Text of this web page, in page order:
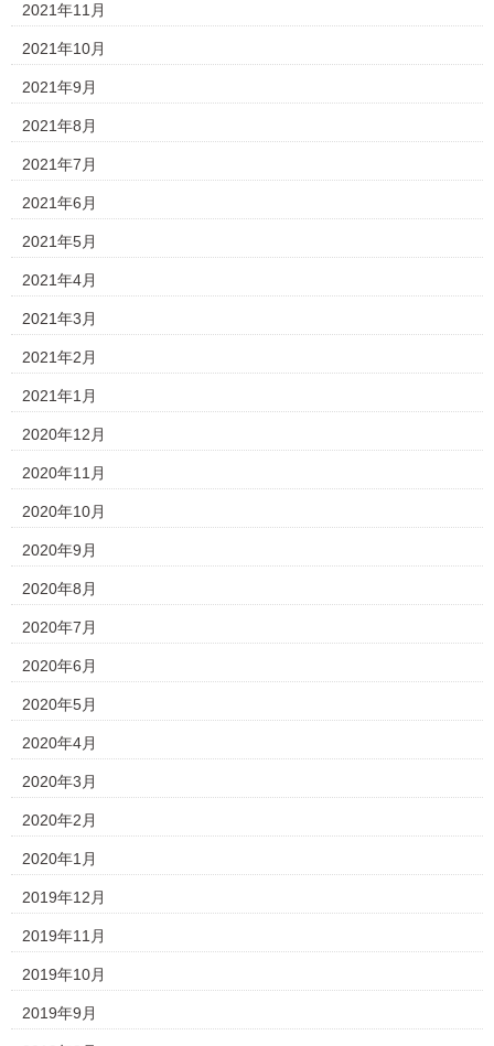
2021年11月
2021年10月
2021年9月
2021年8月
2021年7月
2021年6月
2021年5月
2021年4月
2021年3月
2021年2月
2021年1月
2020年12月
2020年11月
2020年10月
2020年9月
2020年8月
2020年7月
2020年6月
2020年5月
2020年4月
2020年3月
2020年2月
2020年1月
2019年12月
2019年11月
2019年10月
2019年9月